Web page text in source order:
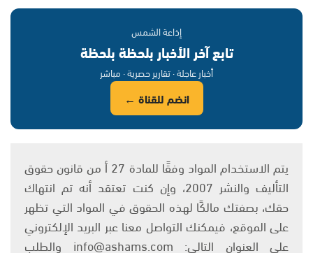
إذاعة الشمس
تابع آخر الأخبار بلحظة بلحظة
أخبار عاجلة · تقارير حصرية · مباشر
انضم للقناة ←
يتم الاستخدام المواد وفقًا للمادة 27 أ من قانون حقوق
التأليف والنشر 2007، وإن كنت تعتقد أنه تم انتهاك
حقك، بصفتك مالكًا لهذه الحقوق في المواد التي تظهر
على الموقع، فيمكنك التواصل معنا عبر البريد الإلكتروني
على العنوان التالي: info@ashams.com والطلب